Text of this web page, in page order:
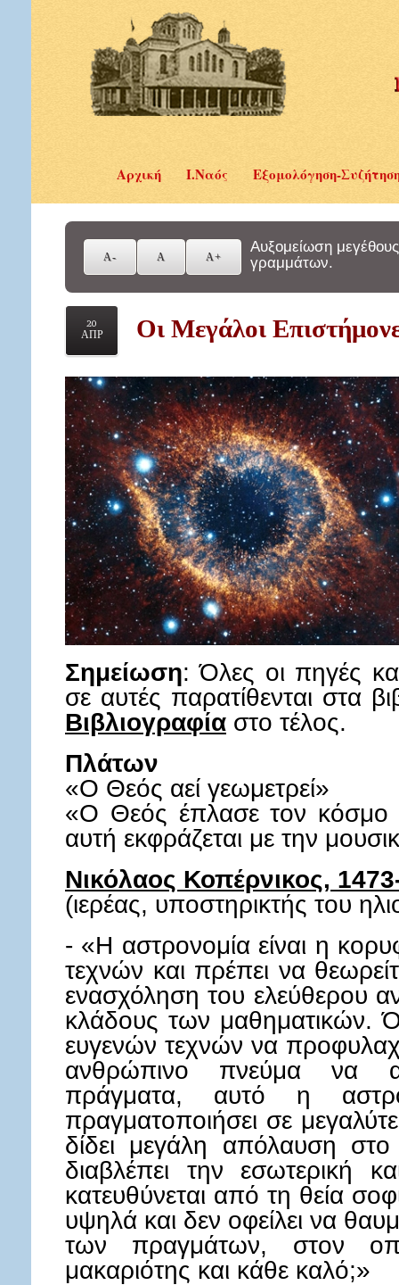
Αρχική Ι.Ναός Εξομολόγηση-
Αυξομείωση μεγέθους
γραμμάτων.
20
ΑΠΡ
Οι Μεγάλοι
Σημείωση: Όλες οι πηγές
σε αυτές παρατίθενται στα
Βιβλιογραφία στο
Πλάτων
«Ο Θεός αεί γεωμετρεί»
«Ο Θεός έπλασε τον κόσμο
αυτή εκφράζεται με την
Νικόλαος Κοπέρνικος,
(ιερέας, υποστηρικτής του
- «Η αστρονομία είναι η
τεχνών και πρέπει να
ενασχόληση του ελεύθερου
κλάδους των μαθηματικών.
ευγενών τεχνών να
ανθρώπινο πνεύμα να
πράγματα, αυτό η
πραγματοποιήσει σε
δίδει μεγάλη απόλαυση
διαβλέπει την εσωτερική
κατευθύνεται από τη θεία
υψηλά και δεν οφείλει να
των πραγμάτων, στον
μακαριότης